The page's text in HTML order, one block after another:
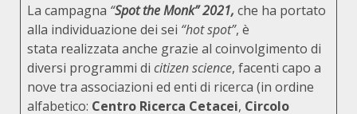
La campagna “Spot the Monk” 2021, che ha portato
alla individuazione dei sei “hot spot”, è
stata realizzata anche grazie al coinvolgimento di
diversi programmi di citizen science, facenti capo a
nove tra associazioni ed enti di ricerca (in ordine
alfabetico: Centro Ricerca Cetacei, Circolo